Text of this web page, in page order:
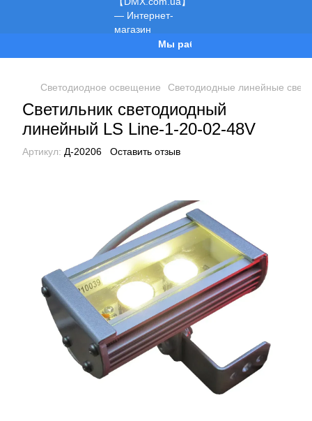
Мы работаем!
Светодиодное освещение Светодиодные линейные
Светильник светодиодный
линейный LS Line-1-20-02-48V
Артикул: Д-20206 Оставить отзыв